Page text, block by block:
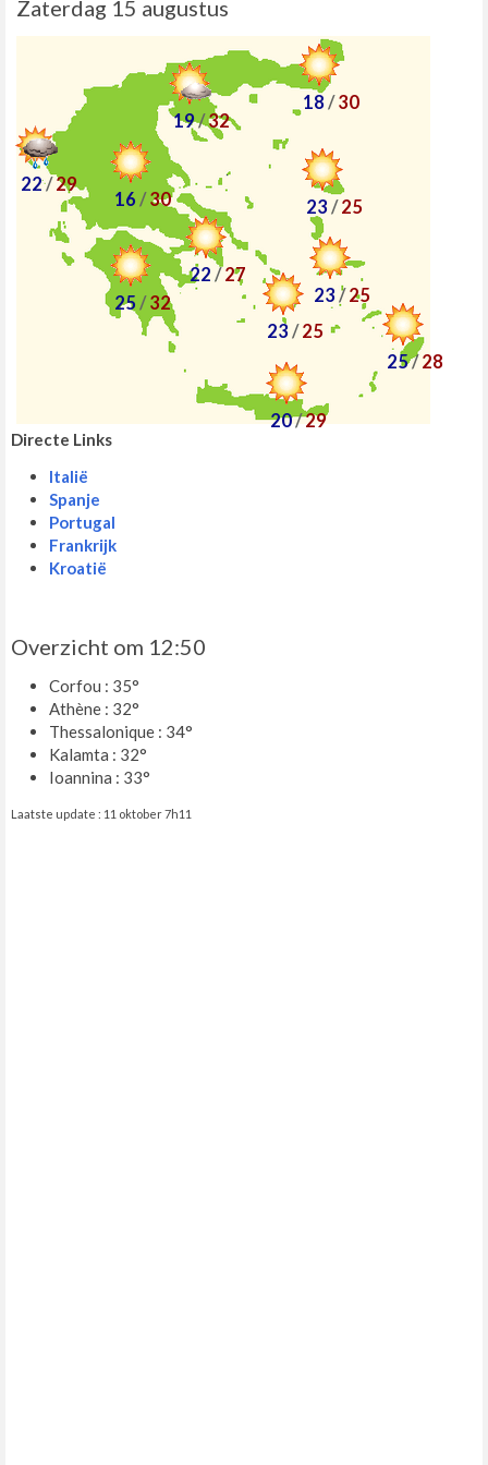
Zaterdag 15 augustus
18 / 30
22 / 27
25/ 28
19/32
20/29
16 / 30 23 / 25
23 / 25
23 / 25
22/ 29
25 / 32
Directe Links
Italië
Spanje
Portugal
Frankrijk
Kroatië
Overzicht om 12:50
Corfou : 35°
Athène : 32°
Thessalonique : 34°
Kalamta : 32°
Ioannina : 33°
Laatste update : 11 oktober 7h11